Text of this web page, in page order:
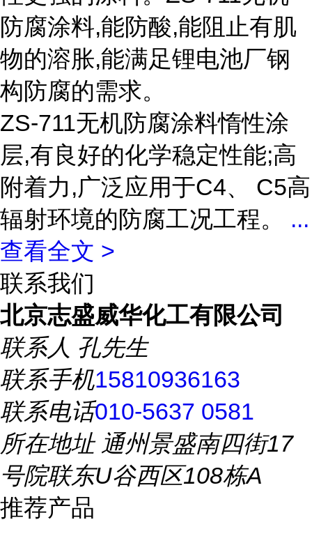
防腐涂料,能防酸,能阻止有肌
物的溶胀,能满足锂电池厂钢
构防腐的需求。
ZS-711无机防腐涂料惰性涂
层,有良好的化学稳定性能;高
附着力,广泛应用于C4、 C5高
辐射环境的防腐工况工程。 ...
查看全文 >
联系我们
北京志盛威华化工有限公司
联系人 孔先生
联系手机15810936163
联系电话010-5637 0581
所在地址通州景盛南四街17
号院联东U谷西区108栋A
推荐产品